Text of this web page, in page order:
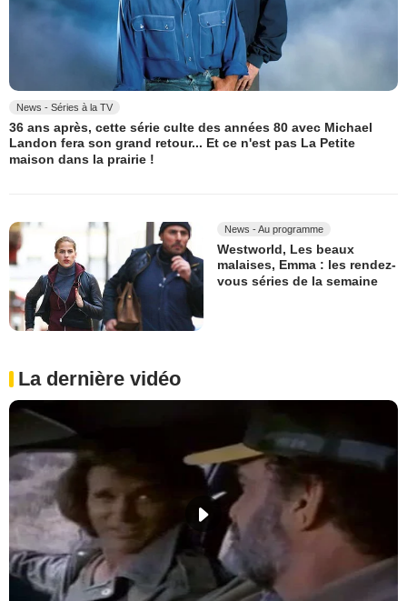
News - Séries à la TV
36 ans après, cette série culte des années 80 avec Michael
Landon fera son grand retour... Et ce n'est pas La Petite
maison dans la prairie !
News - Au programme
Westworld, Les beaux
malaises, Emma : les rendez-
vous séries de la semaine
La dernière vidéo